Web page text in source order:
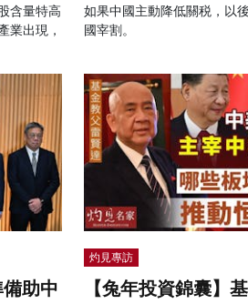
含量特高
業出現，
如果中國主動降低關税，以
國宰割。
助中
灼見專訪
【兔年投資錦囊】